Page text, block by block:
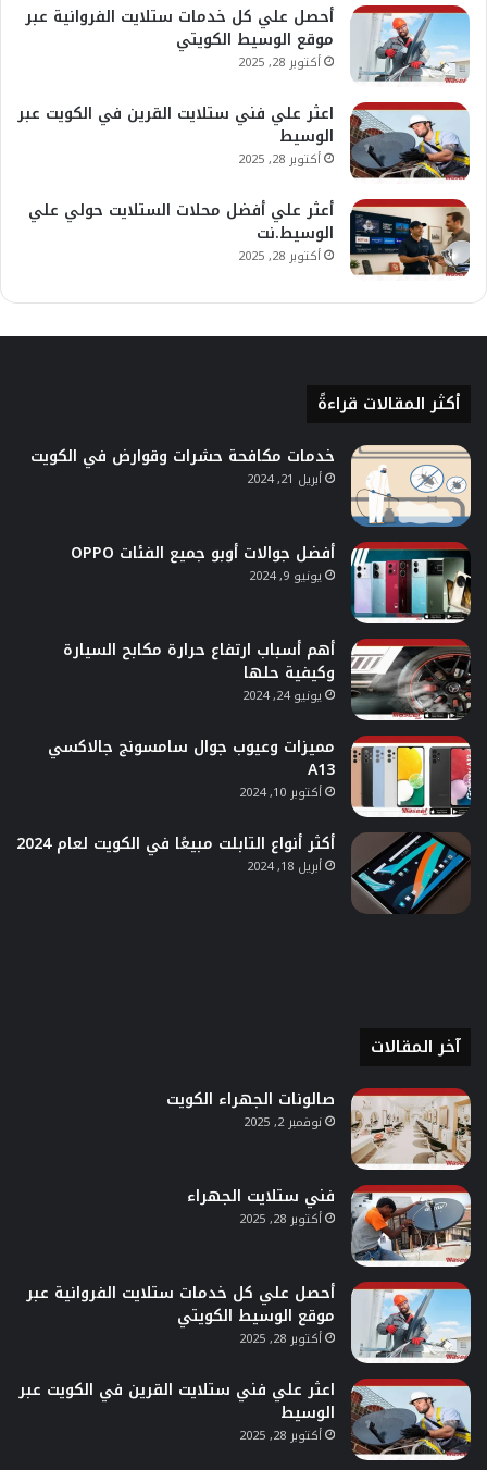
أحصل علي كل خدمات ستلايت الفروانية عبر
موقع الوسيط الكويتي
أكتوبر 28, 2025
اعثر علي فني ستلايت القرين في الكويت عبر
الوسيط
أكتوبر 28, 2025
أعثر علي أفضل محلات الستلايت حولي علي
الوسيط.نت
أكتوبر 28, 2025
أكثر المقالات قراءةً
خدمات مكافحة حشرات وقوارض في الكويت
أبريل 21, 2024
أفضل جوالات أوبو جميع الفئات OPPO
يونيو 9, 2024
أهم أسباب ارتفاع حرارة مكابح السيارة
وكيفية حلها
يونيو 24, 2024
مميزات وعيوب جوال سامسونج جالاكسي
A13
أكتوبر 10, 2024
أكثر أنواع التابلت مبيعًا في الكويت لعام 2024
أبريل 18, 2024
آخر المقالات
صالونات الجهراء الكويت
نوفمبر 2, 2025
فني ستلايت الجهراء
أكتوبر 28, 2025
أحصل علي كل خدمات ستلايت الفروانية عبر
موقع الوسيط الكويتي
أكتوبر 28, 2025
اعثر علي فني ستلايت القرين في الكويت عبر
الوسيط
أكتوبر 28, 2025